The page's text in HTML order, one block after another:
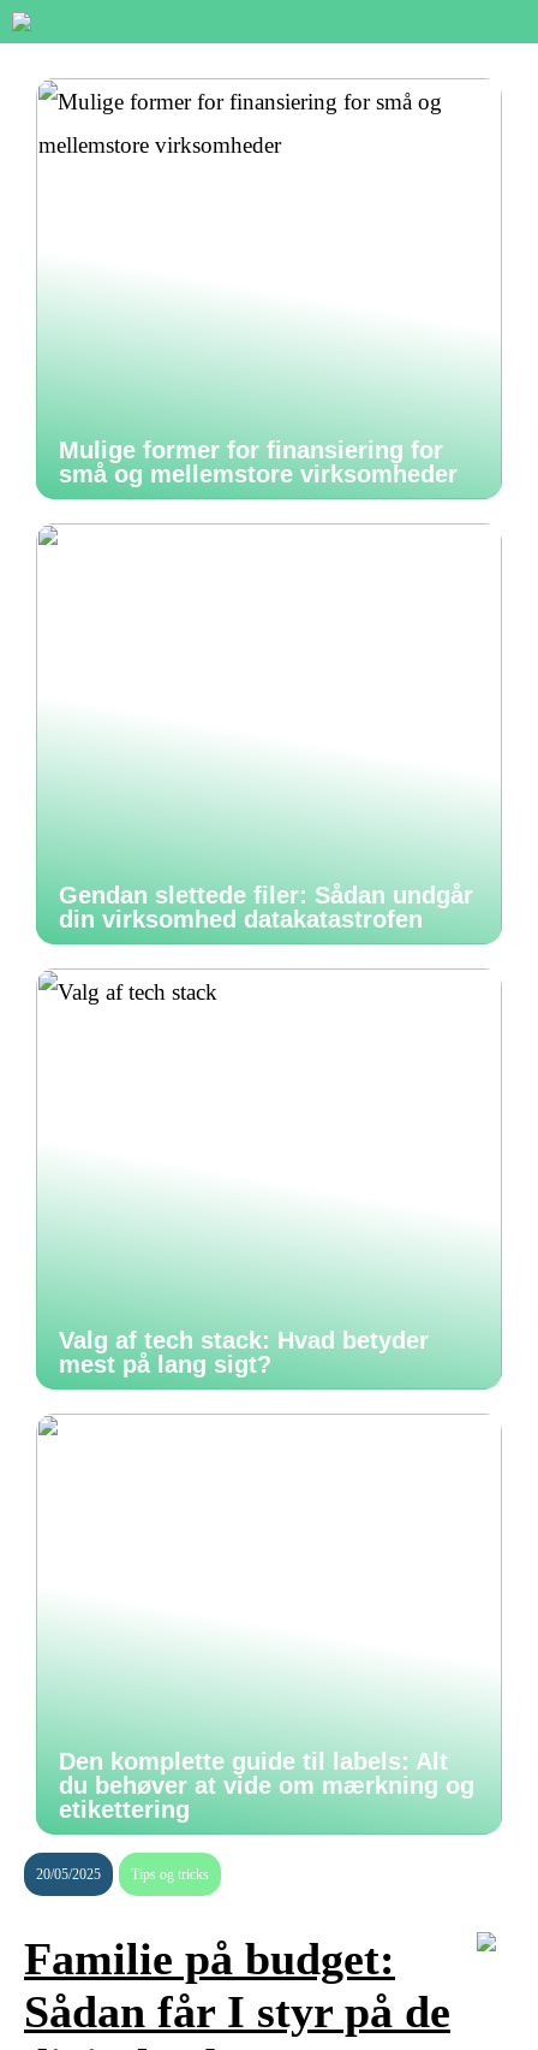
Mulige former for finansiering for
små og mellemstore virksomheder
Gendan slettede filer: Sådan undgår
din virksomhed datakatastrofen
Valg af tech stack: Hvad betyder
mest på lang sigt?
Den komplette guide til labels: Alt
du behøver at vide om mærkning og
etikettering
20/05/2025 Tips og tricks
Familie på budget:
Sådan får I styr på de